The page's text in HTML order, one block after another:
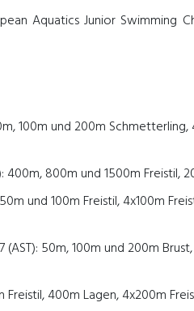
Aquatics Junior Swimming
100m und 200m Schmetterling,
800m und 1500m Freistil,
und 100m Freistil, 4x100m
50m, 100m und 200m
Freistil, 400m Lagen, 4x200m